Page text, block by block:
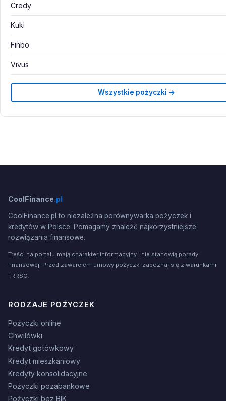
Credy
Kuki
Finbo
Vivus
Wszystkie pożyczki →
CoolFinance.pl
CoolFinance.pl to niezależna porównywarka pożyczek i
kredytów w Polsce. Pomagamy znaleźć najkorzystniejsze
rozwiązania finansowe.
Treści na portalu mają charakter informacyjny i nie stanowią porady
finansowej. Przed zawarciem umowy pożyczki zapoznaj się z warunkami
i RRSO.
RODZAJE POŻYCZEK
Pożyczki online
Chwilówki
Kredyt gotówkowy
Kredyt mieszkaniowy
Kredyty konsolidacyjne
Pożyczki pozabankowe
Pożyczki bez BIK